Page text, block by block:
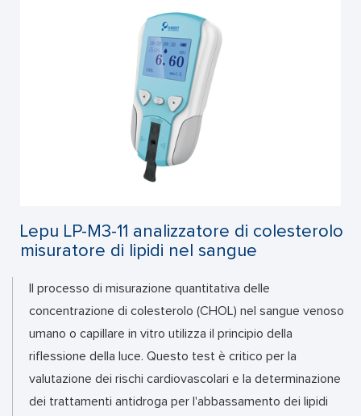
Lepu LP-M3-11 analizzatore di colesterolo
misuratore di lipidi nel sangue
Il processo di misurazione quantitativa delle
concentrazione di colesterolo (CHOL) nel sangue venoso
umano o capillare in vitro utilizza il principio della
riflessione della luce. Questo test è critico per la
valutazione dei rischi cardiovascolari e la determinazione
dei trattamenti antidroga per l'abbassamento dei lipidi